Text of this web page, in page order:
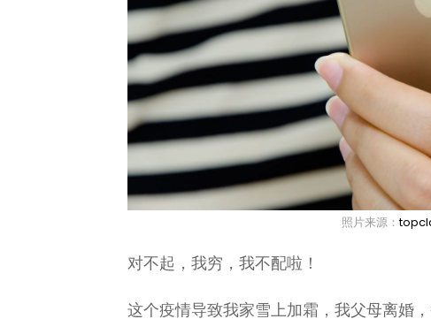
照片来源：
对不起，我穷，我不配啦！
这个疫情导致我家雪上加霜，我父母离婚